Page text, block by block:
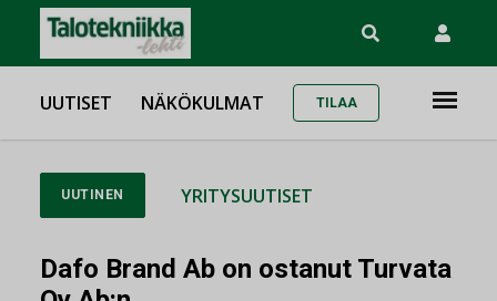
UUTISET NÄKÖKULMAT TILAA
UUTINEN YRITYSUUTISET
Dafo Brand Ab on ostanut Turvata